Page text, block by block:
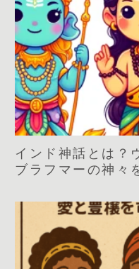
インド神話とは？
ブラフマーの神々